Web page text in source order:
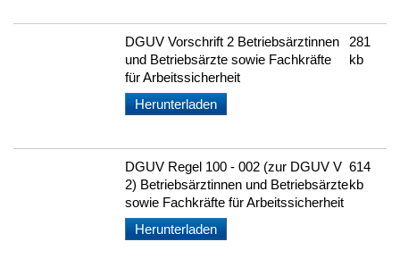
DGUV Vorschrift 2 Betriebsärztinnen
und Betriebsärzte sowie Fachkräfte
für Arbeitssicherheit
Herunterladen
281
kb
DGUV Regel 100 - 002 (zur DGUV V
2) Betriebsärztinnen und Betriebsärzte
sowie Fachkräfte für Arbeitssicherheit
Herunterladen
614
kb